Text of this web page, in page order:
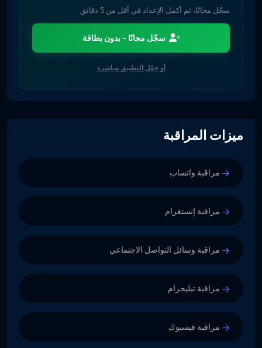
سجّل مجانًا، ثم أكمل الإعداد في أقل من 5 دقائق
سجّل مجانًا - بدون بطاقة
أو حمّل التطبيق مباشرة
ميزات المراقبة
مراقبة واتساب
مراقبة إنستغرام
مراقبة وسائل التواصل الاجتماعي
مراقبة تيليجرام
مراقبة فيسبوك